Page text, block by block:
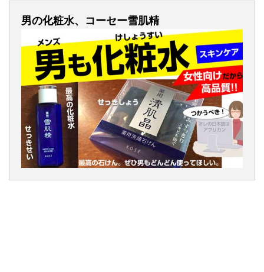
男の化粧水、コーセー雪肌精